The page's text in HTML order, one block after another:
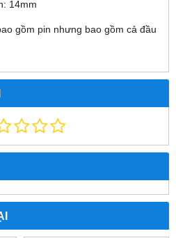
14mm
gồm pin nhưng bao gồm cả đầu